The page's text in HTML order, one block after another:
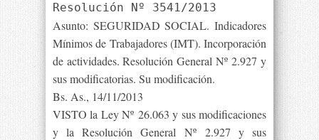
Resolución Nº 3541/2013
Asunto: SEGURIDAD SOCIAL. Indicadores
Mínimos de Trabajadores (IMT). Incorporación
de actividades. Resolución General Nº 2.927 y
sus modificatorias. Su modificación.
Bs. As., 14/11/2013
VISTO la Ley Nº 26.063 y sus modificaciones
y la Resolución General Nº 2.927 y sus